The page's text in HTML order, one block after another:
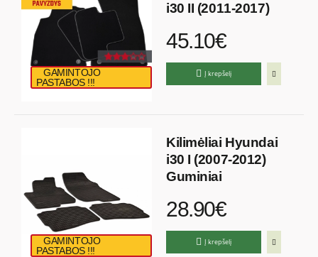
GAMINTOJO
PASTABOS !!!
i30 II (2011-2017)
45.10€
Į krepšelį
GAMINTOJO
PASTABOS !!!
Kilimėliai Hyundai
i30 I (2007-2012)
Guminiai
28.90€
Į krepšelį